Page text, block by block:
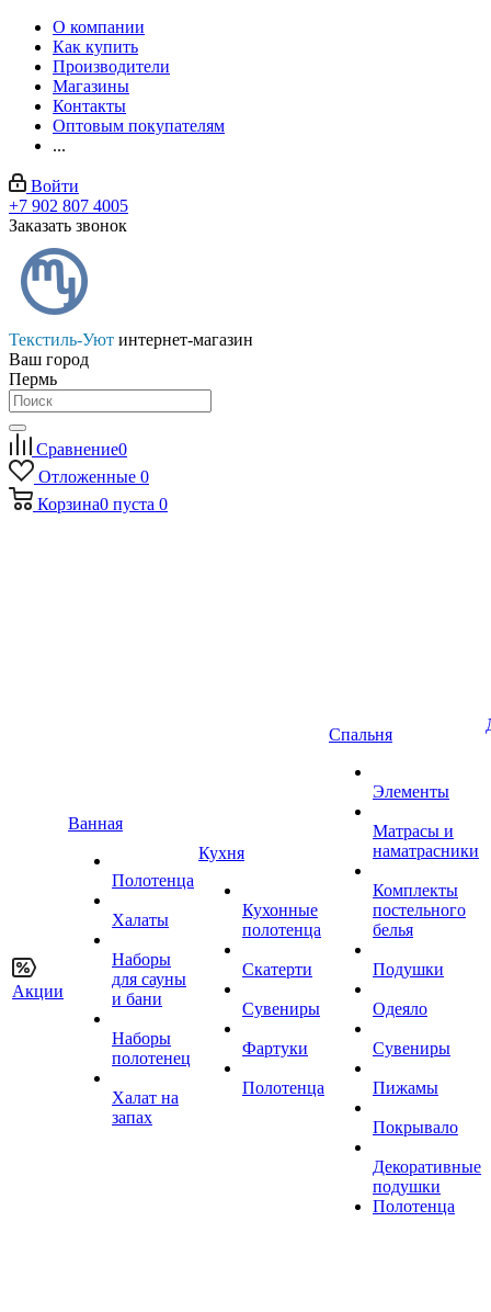
О компании
Как купить
Производители
Магазины
Контакты
Оптовым покупателям
...
Войти
+7 902 807 4005
Заказать звонок
Текстиль-Уют интернет-магазин
Ваш город
Пермь
Сравнение0
Отложенные 0
Корзина0 пуста 0
Акции
Ванная
Полотенца
Халаты
Наборы
для сауны
и бани
Наборы
полотенец
Халат на
запах
Кухня
Кухонные
полотенца
Скатерти
Сувениры
Фартуки
Полотенца
Спальня
Элементы
Матрасы и
наматрасники
Комплекты
постельного
белья
Подушки
Одеяло
Сувениры
Пижамы
Покрывало
Декоративные
подушки
Полотенца